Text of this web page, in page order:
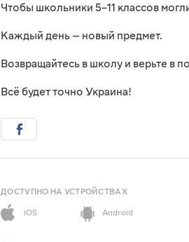
Чтобы школьники 5–11 классов
Каждый день — новый предмет.
Возвращайтесь в школу и верьте в
Всё будет точно Украина!
ДОСТУПНО НА УСТРОЙСТВАХ
iOS
Android